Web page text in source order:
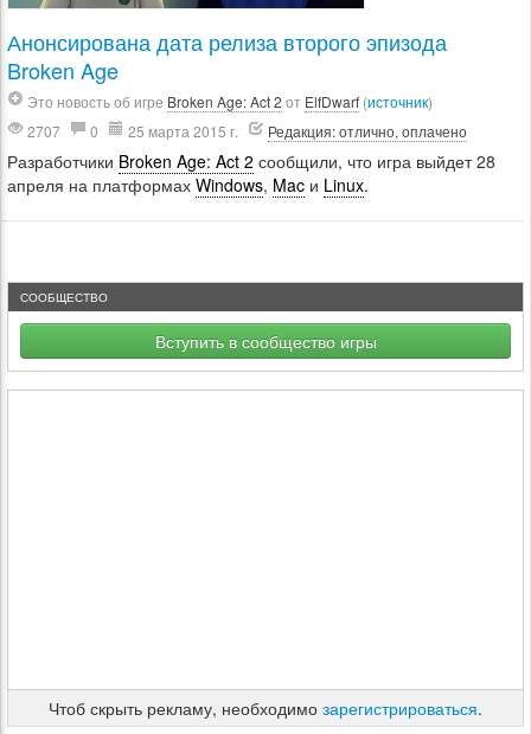
Анонсирована дата релиза второго эпизода
Broken Age
Это новость об игре Broken Age: Act 2 от ElfDwarf (источник)
2707
0 25 марта 2015 г. Редакция: отлично, оплачено
Разработчики Broken Age: Act 2 сообщили, что игра выйдет 28
апреля на платформах Windows, Mac и Linux.
СООБЩЕСТВО
Вступить в сообщество игры
Чтоб скрыть рекламу, необходимо зарегистрироваться.